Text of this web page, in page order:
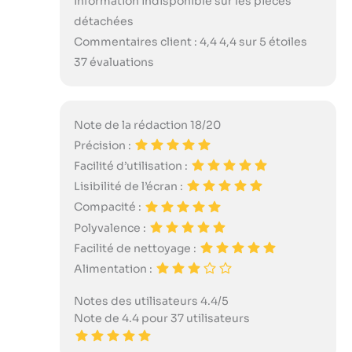
détachées
Commentaires client : 4,4 4,4 sur 5 étoiles
37 évaluations
Note de la rédaction 18/20
Précision :
Facilité d’utilisation :
Lisibilité de l’écran :
Compacité :
Polyvalence :
Facilité de nettoyage :
Alimentation :
Notes des utilisateurs 4.4/5
Note de 4.4 pour 37 utilisateurs